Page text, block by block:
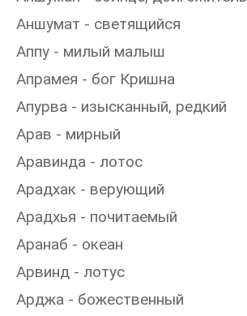
Аншумат - светящийся
Аппу - милый малыш
Апрамея - бог Кришна
Апурва - изысканный, редкий
Арав - мирный
Аравинда - лотос
Арадхак - верующий
Арадхья - почитаемый
Аранаб - океан
Арвинд - лотус
Арджа - божественный